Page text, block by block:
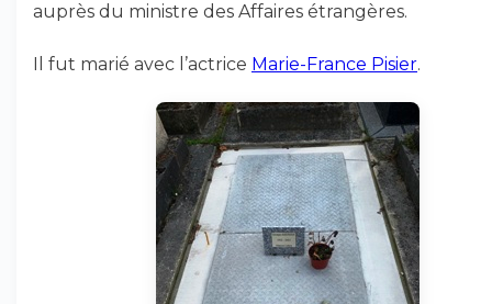
auprès du ministre des Affaires étrangères.
Il fut marié avec l’actrice Marie-France Pisier.